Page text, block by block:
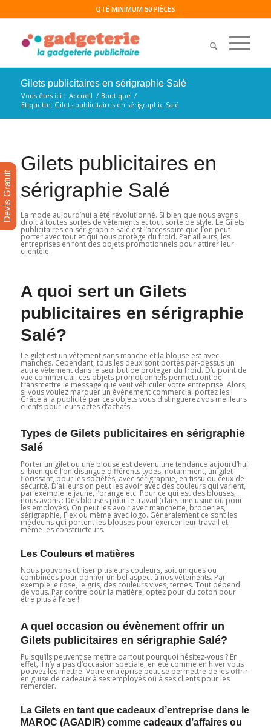
QTÉ MINIMUM 50 PIÈCES
Gilets publicitaires en sérigraphie Salé
Vous êtes ici : Accueil / Boutique /
Etiquette: Gilets publicitaires en sérigraphie Salé
Gilets publicitaires en
sérigraphie Salé
La mode aujourd’hui a été révolutionné. Si bien que nous avons
droit à toutes sortes de vêtements et tout sorte de style. Le Gilets
publicitaires en sérigraphie Salé est l’accessoire que l’on peut
porter avec tout et qui nous protège du froid. Par ailleurs, les
entreprises en font des objets promotionnels pour attirer leur
clientèle.
A quoi sert un Gilets
publicitaires en sérigraphie
Salé?
Le gilet est un vêtement sans manche et la blouse est avec
manches. Cependant, tous les deux sont portés par-dessus un
autre vêtement dans le seul but de protéger du froid. D’u point de
vue commercial, ces objets promotionnels permettront de
transmettre le message que veut véhiculer votre entreprise. Alors,
si vous voulez marquer un évènement commercial portez les !
Grâce à la publicité par ces objets vous distinguerez vos meilleurs
clients pour leurs actes d’achats.
Types de Gilets publicitaires en sérigraphie
Salé
Porter un gilet ou une blouse est devenu une tendance aujourd’hui
si bien que l’on distingue différents types, notamment, un gilet
florissant, pour les sociétés, avec sérigraphie, en tissu ou ceux de
sécurité. D’ailleurs on peut les avoir avec des couleurs qui varient,
par exemple le jaune, l’orange etc. Pour ce qui est des blouses,
nous avons : Des blouses pour le travail (dans une usine ou pour
les employés). On peut les avoir avec manchette, broderies,
sérigraphie, Flex ou même avec logo. Généralement ce sont les
médecins qui portent les blouses pour exercer leur travail et
même les constructeurs.
Les Couleurs et matières
Nous pouvons utiliser plusieurs couleurs, soit uniques ou
combinées pour donner un bel aspect à nos vêtements. Par
exemple le rose, le gris, des couleurs vives, ternes. Tout dépend
de vous. Par contre pour la matière, optez pour du coton pour
être plus à l’aise !
A quel occasion ou évènement offrir un
Gilets publicitaires en sérigraphie Salé?
Puisqu’ils peuvent se mettre partout pourquoi hésitez-vous ? En
effet, il n’y a pas d’occasion spéciale, en été comme en hiver vous
pouvez les mettre. Votre entreprise peut se permettre de les offrir
en guise de cadeaux à ses employés ou à ses clients pour les
remercier.
La Gilets en tant que cadeaux d’entreprise dans le
MAROC (AGADIR) comme cadeaux d’affaires ou
Devis Gratuit